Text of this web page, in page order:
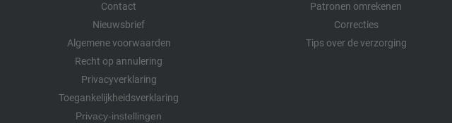
Contact
Nieuwsbrief
Algemene voorwaarden
Recht op annulering
Privacyverklaring
Toegankelijkheidsverklaring
Privacy-instellingen
Patronen omrekenen
Correcties
Tips over de verzorging